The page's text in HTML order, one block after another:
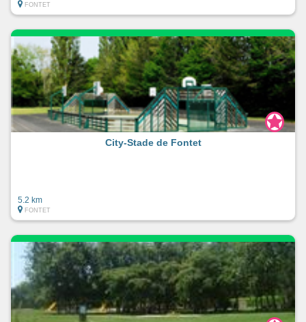
FONTET
City-Stade de Fontet
5.2 km
FONTET